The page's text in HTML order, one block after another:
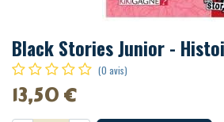
Black Stories Junior -
(0 avis)
13,50€